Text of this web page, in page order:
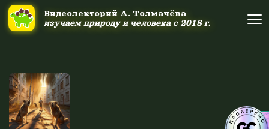
Ссылка на это место страницы: #uppage
Видеолекторий А. Толмачёва
изучаем природу и человека с 2018 г.
Научные шоу и путешествия
Видеолекторий А. Толмачёва
изучаем природу и человека с 2018 г.
Научные шоу и путешествия